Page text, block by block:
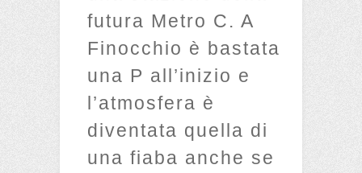
futura Metro C. A
Finocchio è bastata
una P all’inizio e
l’atmosfera è
diventata quella di
una fiaba anche se